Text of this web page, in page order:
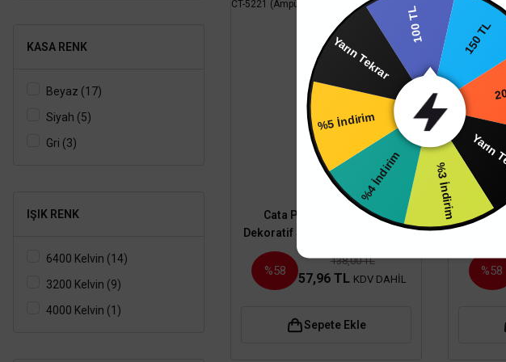
KASA RENK
Beyaz (17)
Siyah (5)
Gri (3)
IŞIK RENK
6400 Kelvin (14)
3200 Kelvin (9)
4000 Kelvin (1)
Cata
Cata Pars Beyaz - Siyah
Dekoratif Spot CT-5221 (Ampül
ve Duy Hariç)
%58
138,00 TL
57,96 TL KDV DAHİL
Sepete Ekle
Cata
%58
100 TL
Yarın Tekrar
%3 İndirim
%4 İndirim
%5 İndirim
Yarın Tekrar